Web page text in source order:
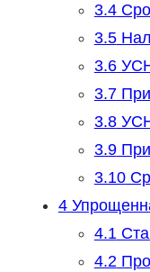
3.4
3.5
3.6УСН
3.7
3.8УСН
3.9
3.10
4
4.1
4.2